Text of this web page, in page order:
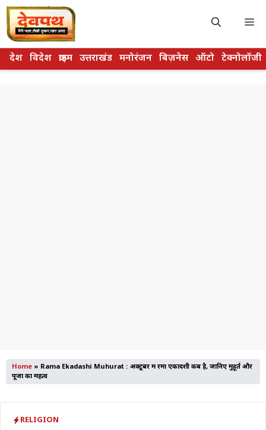
Skip
to
content
देश विदेश क्राइम उत्तराखंड मनोरंजन बिज़नेस ऑटो टेक्नोलॉजी
Home » Rama Ekadashi Muhurat : अक्टूबर में रमा एकादशी कब है, जानिए मुहूर्त और
पूजा का महत्व
RELIGION